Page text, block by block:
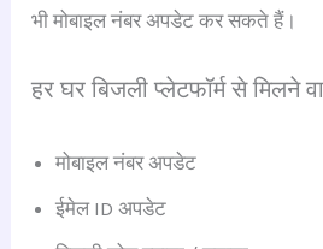
भी मोबाइल नंबर अपडेट कर सकते हैं।
हर घर बिजली प्लेटफॉर्म से मिलने
मोबाइल नंबर अपडेट
ईमेल ID अपडेट